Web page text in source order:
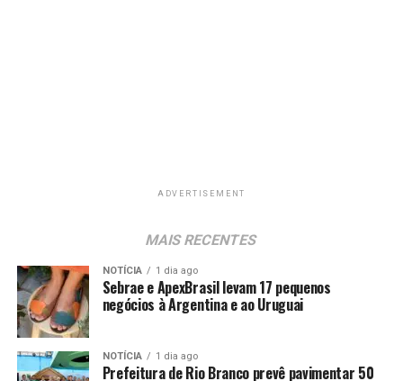
ADVERTISEMENT
MAIS RECENTES
NOTÍCIA 1 dia ago
Sebrae e ApexBrasil levam 17 pequenos
negócios à Argentina e ao Uruguai
NOTÍCIA 1 dia ago
Prefeitura de Rio Branco prevê pavimentar 50